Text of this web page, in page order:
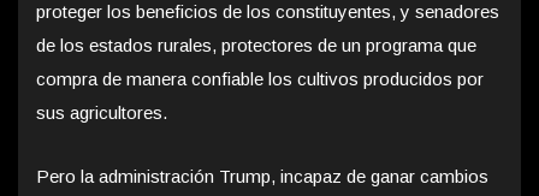
proteger los beneficios de los constituyentes, y senadores
de los estados rurales, protectores de un programa que
compra de manera confiable los cultivos producidos por
sus agricultores.
Pero la administración Trump, incapaz de ganar cambios